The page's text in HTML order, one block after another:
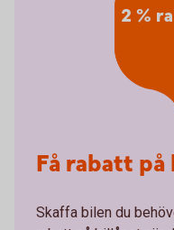
Få rabatt
Skaffa bilen du
2 %